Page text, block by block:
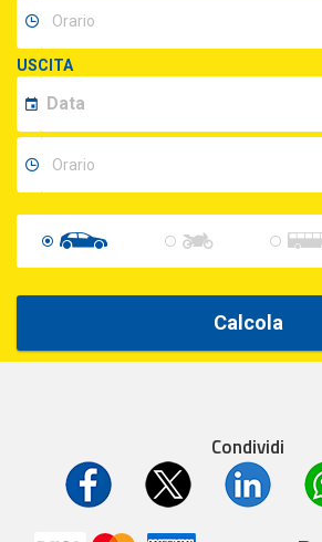
USCITA
Calcola
Condividi